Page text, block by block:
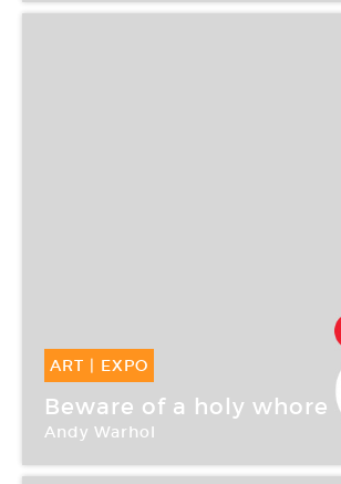
ART | EXPO
07 Mar -15 Avr 2006
Beware of a holy whore
Andy Warhol